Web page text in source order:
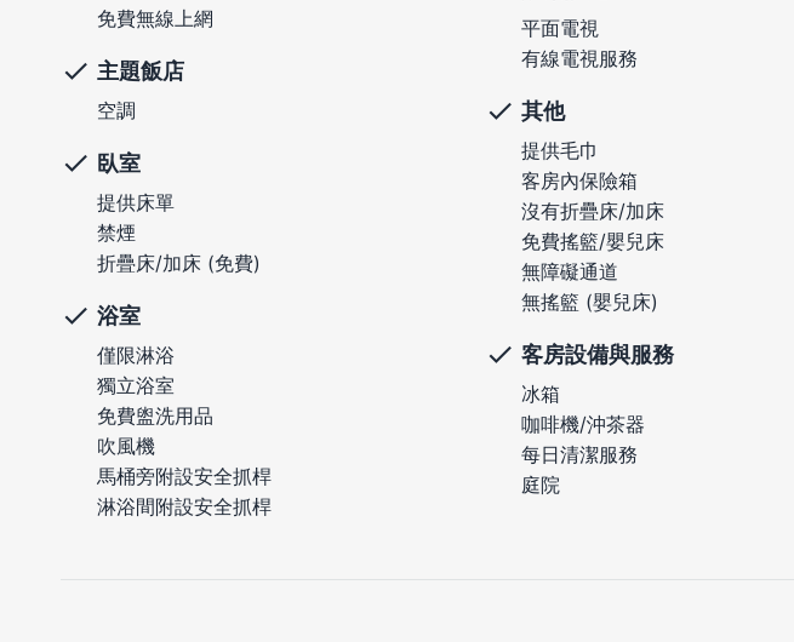
免費無線上網
主題飯店
空調
臥室
提供床單
禁煙
折疊床/加床 (免費)
浴室
僅限淋浴
獨立浴室
免費盥洗用品
吹風機
馬桶旁附設安全抓桿
淋浴間附設安全抓桿
平面電視
有線電視服務
其他
提供毛巾
客房內保險箱
沒有折疊床/加床
免費搖籃/嬰兒床
無障礙通道
無搖籃 (嬰兒床)
客房設備與服務
冰箱
咖啡機/沖茶器
每日清潔服務
庭院